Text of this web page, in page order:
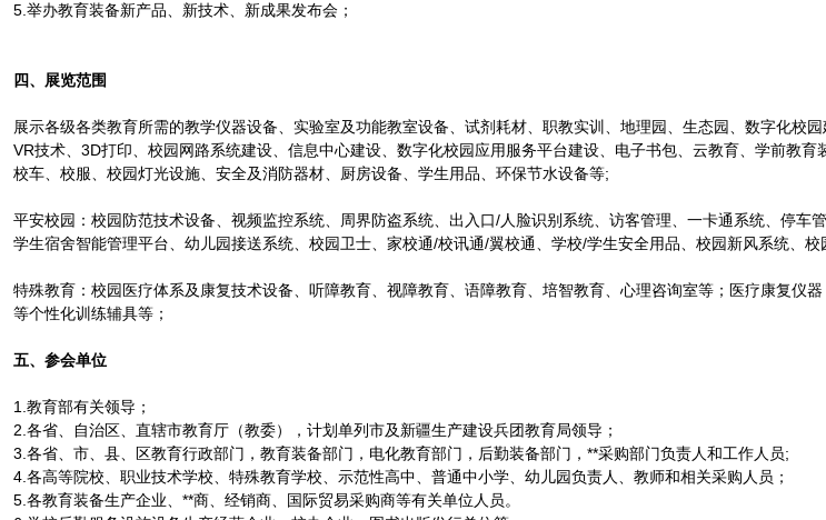
5.举办教育装备新产品、新技术、新成果发布会；
四、展览范围
展示各级各类教育所需的教学仪器设备、实验室及功能教室设备、试剂耗材、职教实训、地理园、生态园、数字化校
VR技术、3D打印、校园网路系统建设、信息中心建设、数字化校园应用服务平台建设、电子书包、云教育、学前教
校车、校服、校园灯光设施、安全及消防器材、厨房设备、学生用品、环保节水设备等;
平安校园：校园防范技术设备、视频监控系统、周界防盗系统、出入口/人脸识别系统、访客管理、一卡通系统、停车
学生宿舍智能管理平台、幼儿园接送系统、校园卫士、家校通/校讯通/翼校通、学校/学生安全用品、校园新风系统、
特殊教育：校园医疗体系及康复技术设备、听障教育、视障教育、语障教育、培智教育、心理咨询室等；医疗康复
等个性化训练辅具等；
五、参会单位
1.教育部有关领导；
2.各省、自治区、直辖市教育厅（教委），计划单列市及新疆生产建设兵团教育局领导；
3.各省、市、县、区教育行政部门，教育装备部门，电化教育部门，后勤装备部门，**采购部门负责人和工作人员;
4.各高等院校、职业技术学校、特殊教育学校、示范性高中、普通中小学、幼儿园负责人、教师和相关采购人员；
5.各教育装备生产企业、**商、经销商、国际贸易采购商等有关单位人员。